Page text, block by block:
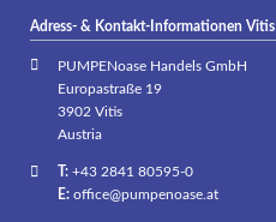
Adress- & Kontakt-Informationen Vitis
PUMPENoase Handels GmbH
Europastraße 19
3902 Vitis
Austria
T:+43 2841 80595-0
E: office@pumpenoase.at